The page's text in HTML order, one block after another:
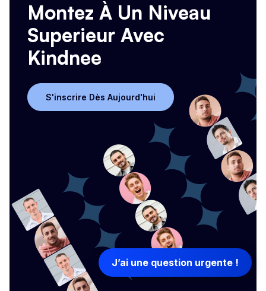
Montez À Un Niveau
Superieur Avec
Kindnee
S'inscrire Dès Aujourd'hui
S'inscrire Dès Aujourd'hui
J’ai une question urgente !